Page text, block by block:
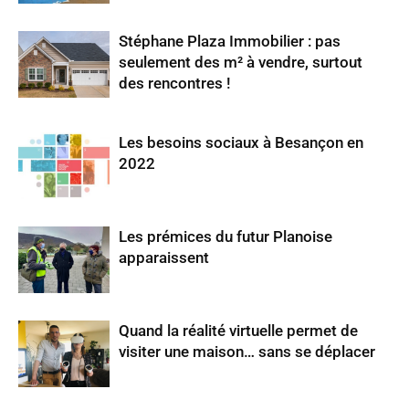
Stéphane Plaza Immobilier : pas
seulement des m² à vendre, surtout
des rencontres !
Les besoins sociaux à Besançon en
2022
Les prémices du futur Planoise
apparaissent
Quand la réalité virtuelle permet de
visiter une maison… sans se déplacer